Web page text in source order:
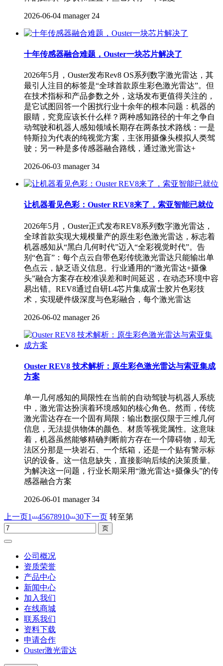
2026-06-04 manager 24
十年传感器融合难题，Ouster一块芯片解决了
2026年5月，Ouster发布Rev8 OS系列数字激光雷达，其
最引人注目的标签是“全球首款原生彩色激光雷达”。但
在技术指标和产品参数之外，这场发布更值得关注的，
是它试图回答一个困扰行业十余年的根本问题：机器的
眼睛，究竟应该长什么样？两种感知路径的十年之争自
动驾驶和机器人感知领域长期存在两条技术路线：一是
特斯拉为代表的纯视觉方案，主张用摄像头模拟人类驾
驶；另一种是多传感器融合路线，通过激光雷达+
2026-06-03 manager 34
让机器看见色彩：Ouster REV8来了，索亚智能已就位
2026年5月，Ouster正式发布REV8系列数字激光雷达，
全球首款实现大规模量产的原生彩色激光雷达，标志着
机器感知从“黑白几何时代”迈入“全彩视觉时代”。告
别“色盲”：每个点云自带色彩传统激光雷达只能输出单
色点云，缺乏语义信息。行业通用的“激光雷达+摄像
头”融合方案存在校准误差和时间延迟，在动态环境中容
易出错。REV8通过自研L4芯片集成富士胶片色彩技
术，实现硬件级深度与色彩融合，每个激光雷达
2026-06-02 manager 26
Ouster REV8 技术解析：原生彩色激光雷达与索亚集成
方案
单一几何感知的局限性在当前的自动驾驶与机器人系统
中，激光雷达扮演着环境感知的核心角色。然而，传统
激光雷达存在一个固有局限：输出数据仅限于三维几何
信息，无法提供物体的颜色、材质等视觉属性。这意味
着，机器虽然能够精确判断前方存在一个障碍物，却无
法区分那是一块岩石、一个纸箱，还是一个贴有警示标
识的设备。这一信息缺失，直接影响后续的决策质量。
为解决这一问题，行业长期采用“激光雷达+摄像头”的传
感器融合方案
2026-06-01 manager 34
上一页1...45678910...30下一页 转至第
公司概况
资质荣誉
产品中心
新闻中心
加入我们
在线商城
联系我们
资料下载
申请合作
Ouster激光雷达